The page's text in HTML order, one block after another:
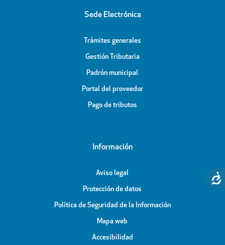
Sede Electrónica
Trámites generales
Gestión Tributaria
Padrón municipal
Portal del proveedor
Pago de tributos
Información
Aviso legal
Protección de datos
Política de Seguridad de la Información
Mapa web
Accesibilidad